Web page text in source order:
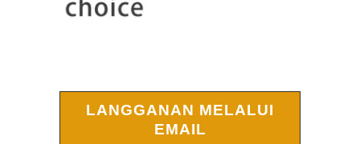
LANGGANAN MELALUI
EMAIL